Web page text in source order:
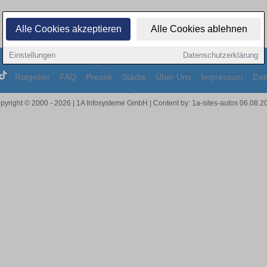
Alle Cookies akzeptieren Alle Cookies ablehnen
Einstellungen Datenschutzerklärung
Ratgeber FAQ Presse Städte Über Uns Impressum
© 2000 - 2026 | 1A Infosysteme GmbH | Content by: 1a-sites-autos